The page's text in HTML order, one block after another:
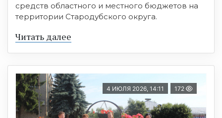
средств областного и местного бюджетов на
территории Стародубского округа.
Читать далее
4 ИЮЛЯ 2026, 14:11 172